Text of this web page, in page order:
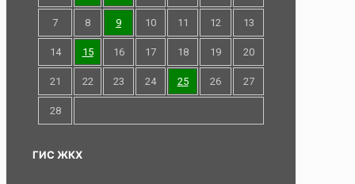
7 8 9 10 11 12 13
14 15 16 17 18 19 20
21 22 23 24 25 26 27
28
ГИС ЖКХ